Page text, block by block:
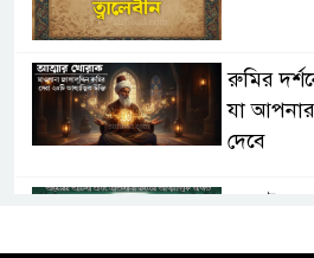
রুমির
যা
দেবে